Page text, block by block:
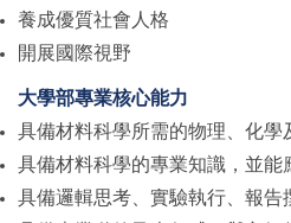
養成優質社會人格
開展國際視野
大學部專業核心能力
具備材料科學所需的物理、化學
具備材料科學的專業知識，並能
具備邏輯思考、實驗執行、報告